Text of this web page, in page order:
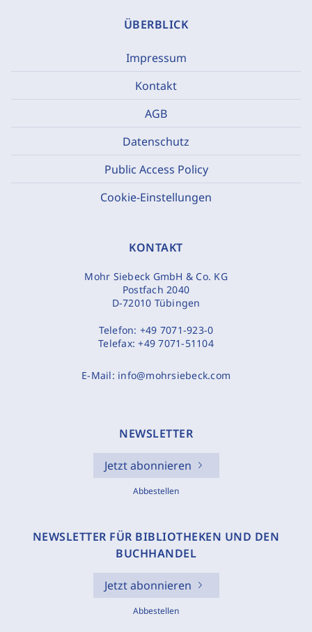
ÜBERBLICK
Impressum
Kontakt
AGB
Datenschutz
Public Access Policy
Cookie-Einstellungen
KONTAKT
Mohr Siebeck GmbH & Co. KG
Postfach 2040
D-72010 Tübingen
Telefon: +49 7071-923-0
Telefax:+49 7071-51104
E-Mail: info@mohrsiebeck.com
NEWSLETTER
Jetzt abonnieren
Abbestellen
NEWSLETTER FÜR BIBLIOTHEKEN UND DEN
BUCHHANDEL
Jetzt abonnieren
Abbestellen